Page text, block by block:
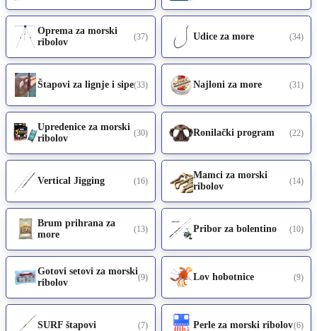
Oprema za morski
ribolov
(37) Udice za more (34)
Štapovi za lignje i sipe(33) Najloni za more (31)
Upredenice za morski
ribolov
(30) Ronilački program (22)
Vertical Jigging (16)
Mamci za morski
ribolov
(14)
Brum prihrana za
more
(13) Pribor za bolentino (10)
Gotovi setovi za morski
ribolov
(9) Lov hobotnice (9)
SURF štapovi (7) Perle za morski ribolov(6)